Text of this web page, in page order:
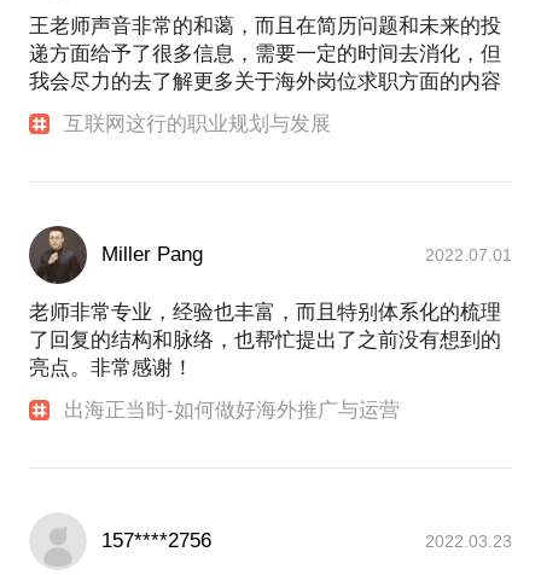
王老师声音非常的和蔼，而且在简历问题和未来的投
递方面给予了很多信息，需要一定的时间去消化，但
我会尽力的去了解更多关于海外岗位求职方面的内容
互联网这行的职业规划与发展
Miller Pang 2022.07.01
老师非常专业，经验也丰富，而且特别体系化的梳理
了回复的结构和脉络，也帮忙提出了之前没有想到的
亮点。非常感谢！
出海正当时-如何做好海外推广与运营
157****2756 2022.03.23